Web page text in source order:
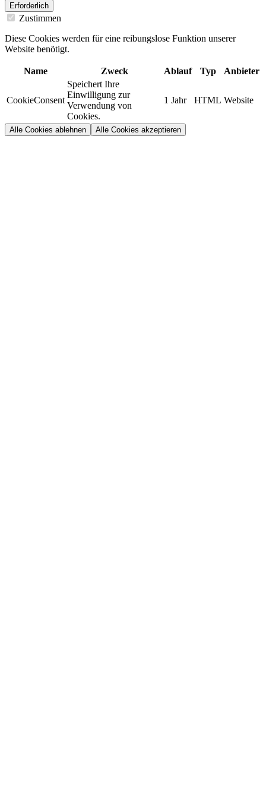
Erforderlich
Zustimmen
Diese Cookies werden für eine reibungslose Funktion unserer
Website benötigt.
Name Zweck Ablauf Typ Anbieter
CookieConsent
Speichert Ihre
Einwilligung zur
Verwendung von
Cookies.
1 Jahr HTML Website
Alle Cookies ablehnen Alle Cookies akzeptieren